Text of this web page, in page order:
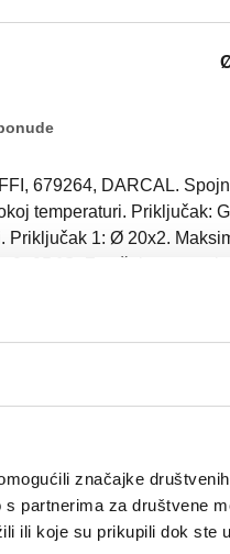
značajke
partnerima za društvene
ili koje su prikupili dok ste
679264, DARCAL.
temperaturi. Priključak:
Priključak 1: Ø 20x2.
aeaa-4176-bcfa-